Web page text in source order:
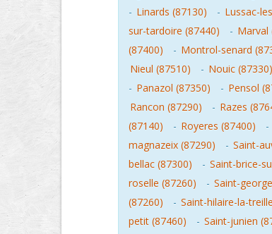
- Linards (87130) - Lussac-
sur-tardoire (87440)
- Marval
(87400)
- Montrol-senard
Nieul (87510)
- Nouic (87330)
- Panazol (87350) - Pensol
Rancon (87290)
- Razes
(87140)
- Royeres (87400) -
magnazeix (87290)
- Saint-
bellac (87300)
- Saint-brice-
roselle (87260)
- Saint-
(87260)
- Saint-hilaire-la-
petit (87460)
- Saint-junien